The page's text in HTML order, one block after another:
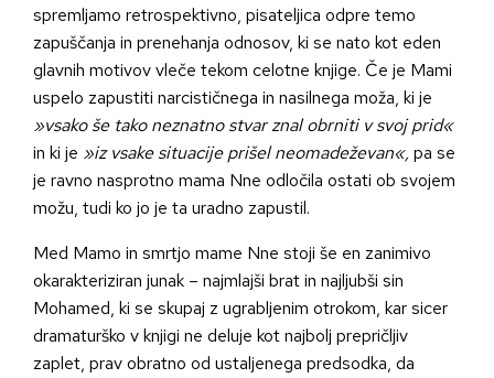
spremljamo retrospektivno, pisateljica odpre temo
zapuščanja in prenehanja odnosov, ki se nato kot eden
glavnih motivov vleče tekom celotne knjige. Če je Mami
uspelo zapustiti narcističnega in nasilnega moža, ki je
»vsako še tako neznatno stvar znal obrniti v svoj prid«
in ki je »iz vsake situacije prišel neomadeževan«, pa se
je ravno nasprotno mama Nne odločila ostati ob svojem
možu, tudi ko jo je ta uradno zapustil.
Med Mamo in smrtjo mame Nne stoji še en zanimivo
okarakteriziran junak – najmlajši brat in najljubši sin
Mohamed, ki se skupaj z ugrabljenim otrokom, kar sicer
dramaturško v knjigi ne deluje kot najbolj prepričljiv
zaplet, prav obratno od ustaljenega predsodka, da